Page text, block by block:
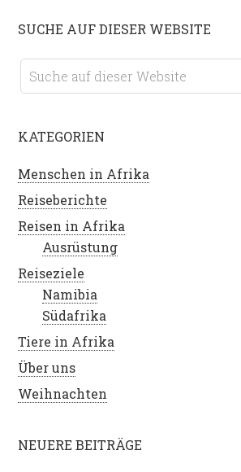
SUCHE AUF DIESER WEBSITE
KATEGORIEN
Menschen in Afrika
Reiseberichte
Reisen in Afrika
Ausrüstung
Reiseziele
Namibia
Südafrika
Tiere in Afrika
Über uns
Weihnachten
NEUERE BEITRÄGE